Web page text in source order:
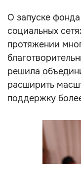
О запуске
социальных
протяжении
решила
расширить
поддержку